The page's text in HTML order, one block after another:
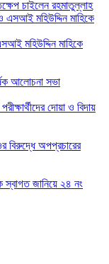
চাইলেন রহমাতুল্লাহ
মহিউদ্দিন মাহিকে
আলোচনা সভা
দোয়া ও বিদায়
বিরুদ্ধে অপপ্রচারের
স্বাগত জানিয়ে ২৪ নং